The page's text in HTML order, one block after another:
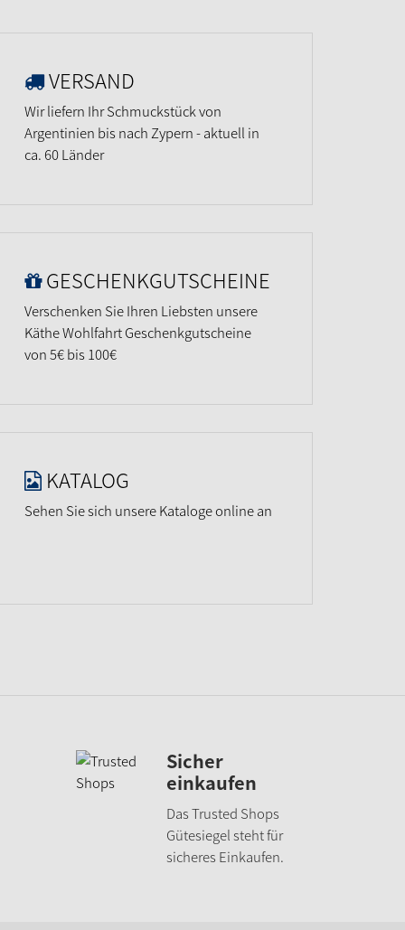
VERSAND
Wir liefern Ihr Schmuckstück von
Argentinien bis nach Zypern - aktuell in
ca. 60 Länder
GESCHENKGUTSCHEINE
Verschenken Sie Ihren Liebsten unsere
Käthe Wohlfahrt Geschenkgutscheine
von 5€ bis 100€
KATALOG
Sehen Sie sich unsere Kataloge online an
Sicher
einkaufen
Das Trusted Shops
Gütesiegel steht für
sicheres Einkaufen.